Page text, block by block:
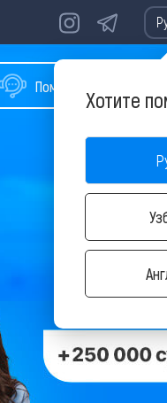
Хотите
Помощь в подборе тура